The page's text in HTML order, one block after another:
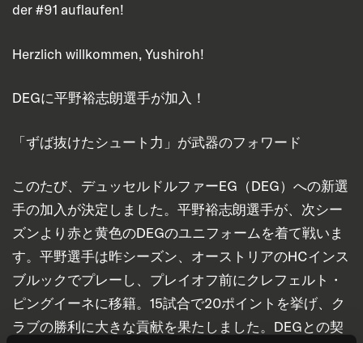
der #91 auflaufen!
Herzlich willkommen, Yushiroh!
DEGに平野裕志朗選手が加入！
「ずば抜けたシュート力」が武器のフォワード
このたび、デュッセルドルファーEG（DEG）への新選
手の加入が決定しました。平野裕志朗選手が、次シー
ズンより赤と黄色のDEGのユニフォームを着て戦いま
す。平野選手は昨シーズン、オーストリアのHCインス
ブルックでプレーし、プレイオフ前にクレフェルト・
ピングイーネに移籍。15試合で20ポイントを挙げ、ク
ラブの勝利に大きな貢献を果たしました。DEGとの契